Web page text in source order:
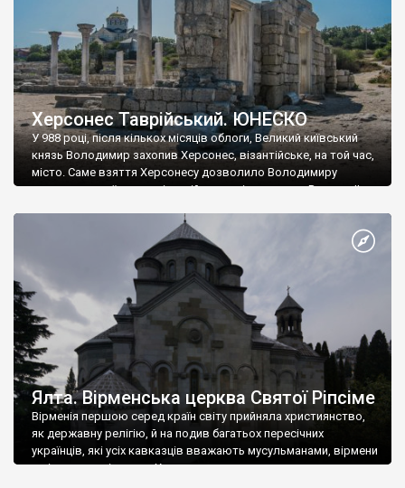
Херсонес Таврійський. ЮНЕСКО
У 988 році, після кількох місяців облоги, Великий київський
князь Володимир захопив Херсонес, візантійське, на той час,
місто. Саме взяття Херсонесу дозволило Володимиру
диктувати свої умови візантійському імператору Василю ІІ, та
Херсонесі Володимир-язичник, став Василем-християнином.
А потім було Хрещення Русі. На честь Херсонесу Таврійського
Ялта. Вірменська церква Святої Ріпсіме
Вірменія першою серед країн світу прийняла християнство,
як державну релігію, й на подив багатьох пересічних
українців, які усіх кавказців вважають мусульманами, вірмени
є відданими вірянами Христа